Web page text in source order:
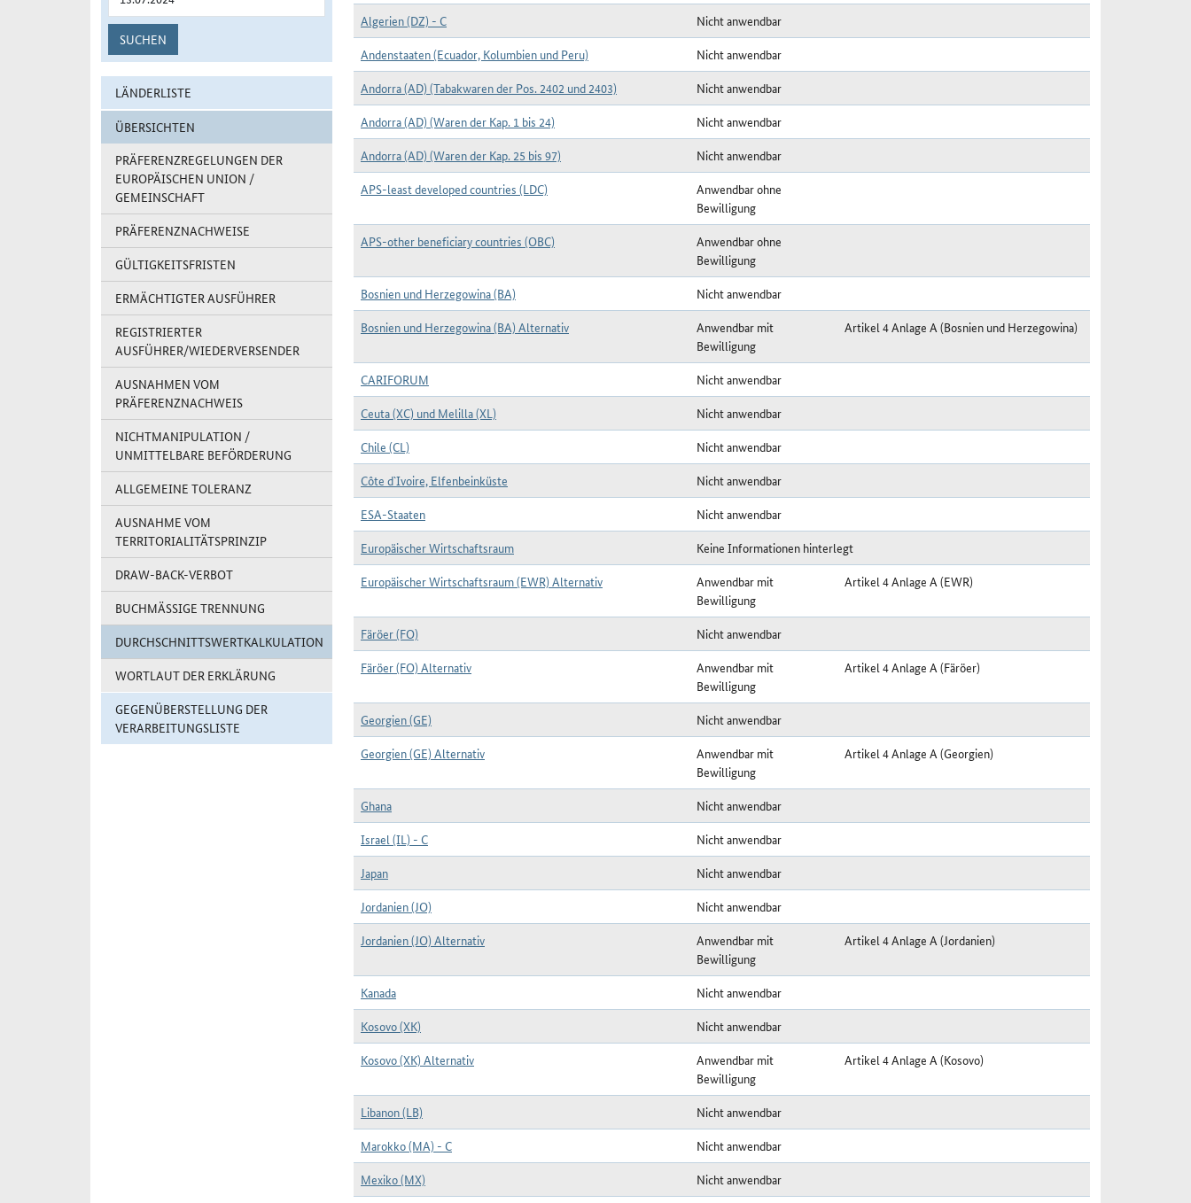
SUCHEN
LÄNDERLISTE
ÜBERSICHTEN
PRÄFERENZREGELUNGEN DER
EUROPÄISCHEN UNION /
GEMEINSCHAFT
PRÄFERENZNACHWEISE
GÜLTIGKEITSFRISTEN
ERMÄCHTIGTER AUSFÜHRER
REGISTRIERTER
AUSFÜHRER/WIEDERVERSENDER
AUSNAHMEN VOM
PRÄFERENZNACHWEIS
NICHTMANIPULATION /
UNMITTELBARE BEFÖRDERUNG
ALLGEMEINE TOLERANZ
AUSNAHME VOM
TERRITORIALITÄTSPRINZIP
DRAW-BACK-VERBOT
BUCHMÄSSIGE TRENNUNG
DURCHSCHNITTSWERTKALKULATION
WORTLAUT DER ERKLÄRUNG
GEGENÜBERSTELLUNG DER
VERARBEITUNGSLISTE
Algerien (DZ) - C
Nicht anwendbar
Andenstaaten (Ecuador, Kolumbien und Peru)
Nicht anwendbar
Andorra (AD) (Tabakwaren der Pos. 2402 und 2403)
Nicht anwendbar
Andorra (AD) (Waren der Kap. 1 bis 24)
Nicht anwendbar
Andorra (AD) (Waren der Kap. 25 bis 97)
Nicht anwendbar
APS-least developed countries (LDC)
Anwendbar ohne
Bewilligung
APS-other beneficiary countries (OBC)
Anwendbar ohne
Bewilligung
Bosnien und Herzegowina (BA)
Nicht anwendbar
Bosnien und Herzegowina (BA) Alternativ
Anwendbar mit
Bewilligung
Artikel 4 Anlage A (Bosnien und Herzegowina)
CARIFORUM
Nicht anwendbar
Ceuta (XC) und Melilla (XL)
Nicht anwendbar
Chile (CL)
Nicht anwendbar
Côte d`Ivoire, Elfenbeinküste
Nicht anwendbar
ESA-Staaten
Nicht anwendbar
Europäischer Wirtschaftsraum
Keine Informationen hinterlegt
Europäischer Wirtschaftsraum (EWR) Alternativ
Anwendbar mit
Bewilligung
Artikel 4 Anlage A (EWR)
Färöer (FO)
Nicht anwendbar
Färöer (FO) Alternativ
Anwendbar mit
Bewilligung
Artikel 4 Anlage A (Färöer)
Georgien (GE)
Nicht anwendbar
Georgien (GE) Alternativ
Anwendbar mit
Bewilligung
Artikel 4 Anlage A (Georgien)
Ghana
Nicht anwendbar
Israel (IL) - C
Nicht anwendbar
Japan
Nicht anwendbar
Jordanien (JO)
Nicht anwendbar
Jordanien (JO) Alternativ
Anwendbar mit
Bewilligung
Artikel 4 Anlage A (Jordanien)
Kanada
Nicht anwendbar
Kosovo (XK)
Nicht anwendbar
Kosovo (XK) Alternativ
Anwendbar mit
Bewilligung
Artikel 4 Anlage A (Kosovo)
Libanon (LB)
Nicht anwendbar
Marokko (MA) - C
Nicht anwendbar
Mexiko (MX)
Nicht anwendbar